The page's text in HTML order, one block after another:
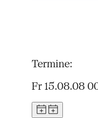
Termine:
Fr 15.08.08